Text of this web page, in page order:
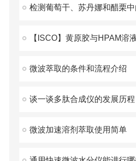
检测葡萄干、苏丹娜和醋栗
微波萃取的条件和流程介绍
谈一谈多肽合成仪的发展历程
微波加速溶剂萃取使用简单